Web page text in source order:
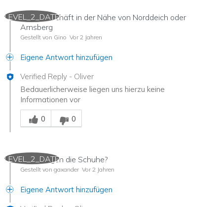
LEVEL_2_DATE
Schuhgeschäft in der Nähe von Norddeich oder
Arnsberg
Gestellt von Gino Vor 2 Jahren
Eigene Antwort hinzufügen
Verified Reply - Oliver
Bedauerlicherweise liegen uns hierzu keine
Informationen vor
Mitarbeiter-Gutachter
0
0
LEVEL_2_DATE
was wiegen die Schuhe?
Gestellt von gaxander Vor 2 Jahren
Eigene Antwort hinzufügen